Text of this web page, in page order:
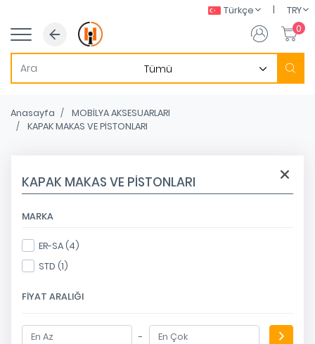
Türkçe |
TRY
0
Anasayfa
MOBİLYA AKSESUARLARI
KAPAK MAKAS VE PİSTONLARI
KAPAK MAKAS VE PİSTONLARI
MARKA
ER-SA (4)
STD (1)
FIYAT ARALIĞI
-